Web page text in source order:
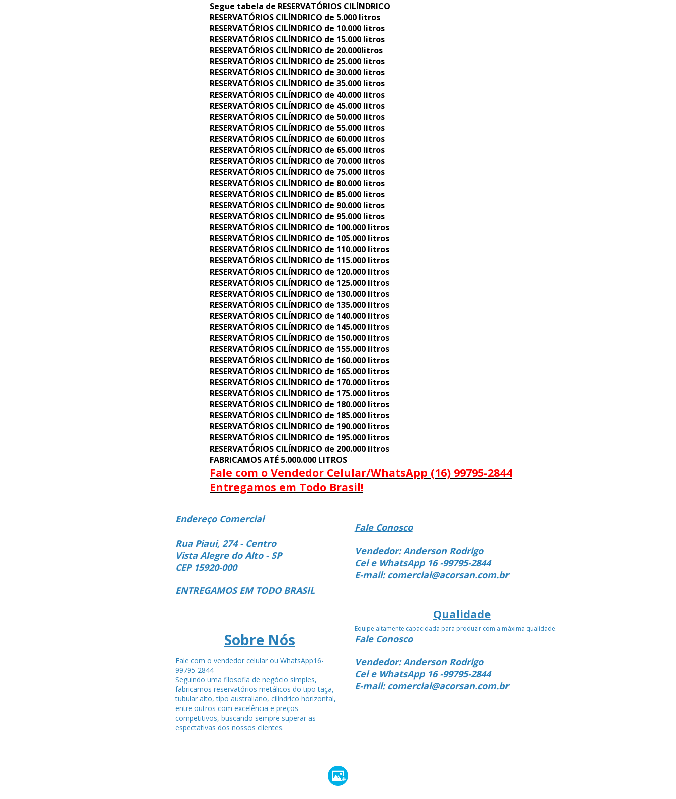
Segue tabela de RESERVATÓRIOS CILÍNDRICO
RESERVATÓRIOS CILÍNDRICO de 5.000 litros
RESERVATÓRIOS CILÍNDRICO de 10.000 litros
RESERVATÓRIOS CILÍNDRICO de 15.000 litros
RESERVATÓRIOS CILÍNDRICO de 20.000litros
RESERVATÓRIOS CILÍNDRICO de 25.000 litros
RESERVATÓRIOS CILÍNDRICO de 30.000 litros
RESERVATÓRIOS CILÍNDRICO de 35.000 litros
RESERVATÓRIOS CILÍNDRICO de 40.000 litros
RESERVATÓRIOS CILÍNDRICO de 45.000 litros
RESERVATÓRIOS CILÍNDRICO de 50.000 litros
RESERVATÓRIOS CILÍNDRICO de 55.000 litros
RESERVATÓRIOS CILÍNDRICO de 60.000 litros
RESERVATÓRIOS CILÍNDRICO de 65.000 litros
RESERVATÓRIOS CILÍNDRICO de 70.000 litros
RESERVATÓRIOS CILÍNDRICO de 75.000 litros
RESERVATÓRIOS CILÍNDRICO de 80.000 litros
RESERVATÓRIOS CILÍNDRICO de 85.000 litros
RESERVATÓRIOS CILÍNDRICO de 90.000 litros
RESERVATÓRIOS CILÍNDRICO de 95.000 litros
RESERVATÓRIOS CILÍNDRICO de 100.000 litros
RESERVATÓRIOS CILÍNDRICO de 105.000 litros
RESERVATÓRIOS CILÍNDRICO de 110.000 litros
RESERVATÓRIOS CILÍNDRICO de 115.000 litros
RESERVATÓRIOS CILÍNDRICO de 120.000 litros
RESERVATÓRIOS CILÍNDRICO de 125.000 litros
RESERVATÓRIOS CILÍNDRICO de 130.000 litros
RESERVATÓRIOS CILÍNDRICO de 135.000 litros
RESERVATÓRIOS CILÍNDRICO de 140.000 litros
RESERVATÓRIOS CILÍNDRICO de 145.000 litros
RESERVATÓRIOS CILÍNDRICO de 150.000 litros
RESERVATÓRIOS CILÍNDRICO de 155.000 litros
RESERVATÓRIOS CILÍNDRICO de 160.000 litros
RESERVATÓRIOS CILÍNDRICO de 165.000 litros
RESERVATÓRIOS CILÍNDRICO de 170.000 litros
RESERVATÓRIOS CILÍNDRICO de 175.000 litros
RESERVATÓRIOS CILÍNDRICO de 180.000 litros
RESERVATÓRIOS CILÍNDRICO de 185.000 litros
RESERVATÓRIOS CILÍNDRICO de 190.000 litros
RESERVATÓRIOS CILÍNDRICO de 195.000 litros
RESERVATÓRIOS CILÍNDRICO de 200.000 litros
FABRICAMOS ATÉ 5.000.000 LITROS
Fale com o Vendedor Celular/WhatsApp (16) 99795-2844
Entregamos em Todo Brasil!
Endereço Comercial
Rua Piaui, 274 - Centro
Vista Alegre do Alto - SP
CEP 15920-000
ENTREGAMOS EM TODO BRASIL
Sobre Nós
Fale com o vendedor celular ou WhatsApp16-
99795-2844
Seguindo uma filosofia de negócio simples,
fabricamos reservatórios metálicos do tipo taça,
tubular alto, tipo australiano, cilíndrico horizontal,
entre outros com excelência e preços
competitivos, buscando sempre superar as
espectativas dos nossos clientes.
Fale Conosco
Vendedor: Anderson Rodrigo
Cel e WhatsApp 16 -99795-2844
E-mail: comercial@acorsan.com.br
Qualidade
Equipe altamente capacidada para produzir com a máxima qualidade.
Fale Conosco
Vendedor: Anderson Rodrigo
Cel e WhatsApp 16 -99795-2844
E-mail: comercial@acorsan.com.br